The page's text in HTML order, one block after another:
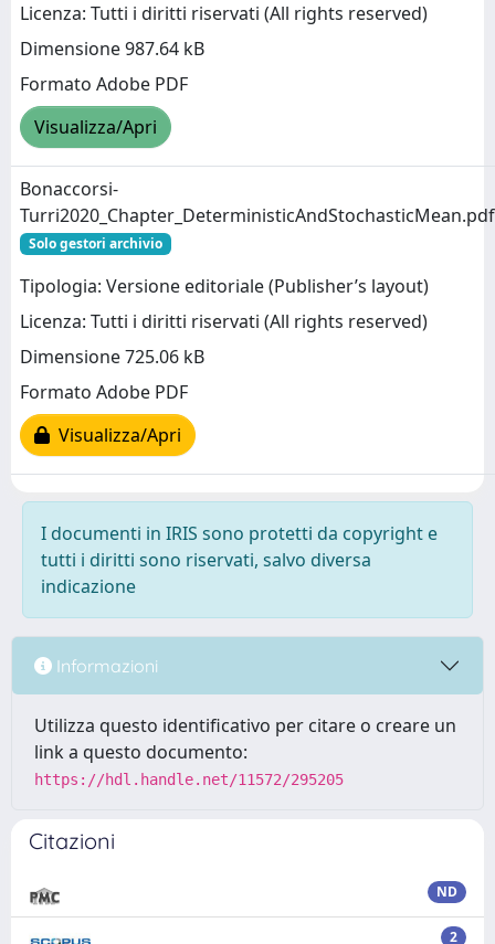
Licenza: Tutti i diritti riservati (All rights reserved)
Dimensione 987.64 kB
Formato Adobe PDF
Visualizza/Apri
Bonaccorsi-
Turri2020_Chapter_DeterministicAndStochasticMean.pdf
Solo gestori archivio
Tipologia: Versione editoriale (Publisher’s layout)
Licenza: Tutti i diritti riservati (All rights reserved)
Dimensione 725.06 kB
Formato Adobe PDF
Visualizza/Apri
I documenti in IRIS sono protetti da copyright e
tutti i diritti sono riservati, salvo diversa
indicazione
Informazioni
Utilizza questo identificativo per citare o creare un
link a questo documento:
https://hdl.handle.net/11572/295205
Citazioni
ND
2